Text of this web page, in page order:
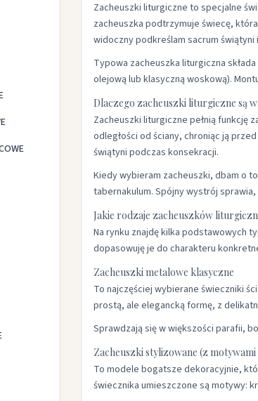
Zacheuszki liturgiczne to specjalne
zacheuszka podtrzymuje świecę,
widoczny podkreślam sacrum świątyni
Typowa zacheuszka liturgiczna
olejową lub klasyczną woskową).
Dlaczego zacheuszki liturgiczne są
Zacheuszki liturgiczne pełnią funkcję
odległości od ściany, chroniąc ją
świątyni podczas konsekracji.
Kiedy wybieram zacheuszki, dbam o
tabernakulum. Spójny wystrój
Jakie rodzaje zacheuszków
Na rynku znajdę kilka podstawowych
dopasowuję je do charakteru
Zacheuszki metalowe klasyczne
To najczęściej wybierane świeczniki
prostą, ale elegancką formę, z
Sprawdzają się w większości parafii,
Zacheuszki stylizowane (z
To modele bogatsze dekoracyjnie,
świecznika umieszczone są motywy: